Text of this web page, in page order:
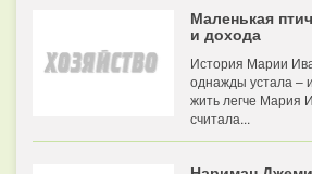
Маленькая
и дохода
История Марии
однажды устала –
жить легче Мария
считала...